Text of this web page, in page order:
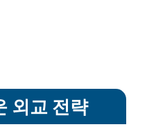
외교 전략